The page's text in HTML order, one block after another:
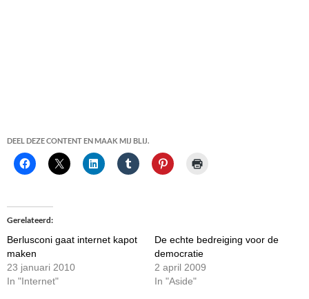
DEEL DEZE CONTENT EN MAAK MIJ BLIJ.
Gerelateerd
Berlusconi gaat internet kapot
maken
23 januari 2010
In "Internet"
De echte bedreiging voor de
democratie
2 april 2009
In "Aside"